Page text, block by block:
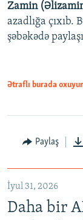
Zamin
azadlığa çıxıb.
şəbəkədə
Ətraflı burada
Paylaş
İyul 31, 2026
Daha bir